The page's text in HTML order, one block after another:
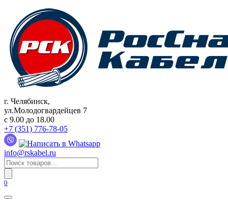
содержанию
г. Челябинск,
ул.Молодогвардейцев 7
c 9.00 до 18.00
+7 (351) 776-78-05
info@rskabel.ru
Поиск
товаров
0